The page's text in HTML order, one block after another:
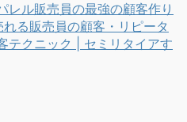
レル販売員の最強の顧客作り
れる販売員の顧客・リピータ
テクニック | セミリタイアす